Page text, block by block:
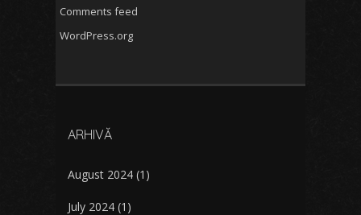
Comments feed
WordPress.org
ARHIVĂ
August 2024 (1)
July 2024 (1)